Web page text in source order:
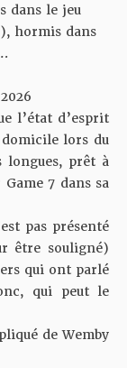
dans le jeu
hormis dans
l’état d’esprit
lors du
longues, prêt à
7 dans sa
pas présenté
être souligné)
qui ont parlé
qui peut le
de Wemby